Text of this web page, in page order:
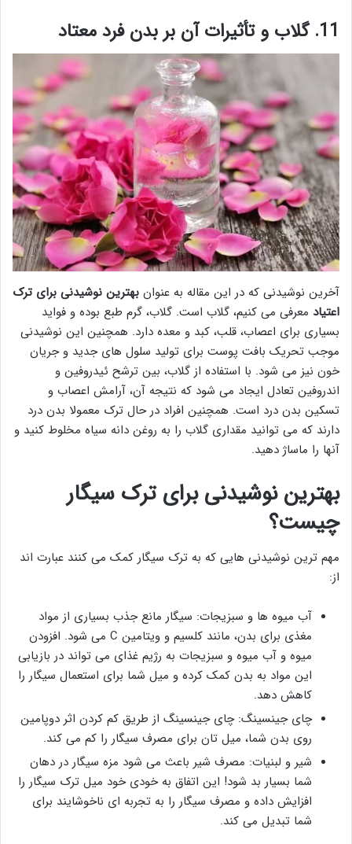
11. گلاب و تأثیرات آن بر بدن فرد معتاد
آخرین نوشیدنی که در این مقاله به عنوان بهترین نوشیدنی برای ترک
اعتیاد معرفی می کنیم، گلاب است. گلاب، گرم طبع بوده و فواید
بسیاری برای اعصاب، قلب، کبد و معده دارد. همچنین این نوشیدنی
موجب تحریک بافت پوست برای تولید سلول های جدید و جریان
خون نیز می شود. با استفاده از گلاب، بین ترشح ئیدروفین و
اندروفین تعادل ایجاد می شود که نتیجه آن، آرامش اعصاب و
تسکین بدن درد است. همچنین افراد در حال ترک معمولا بدن درد
دارند که می توانید مقداری گلاب را به روغن دانه سیاه مخلوط کنید و
آنها را ماساژ دهید.
بهترین نوشیدنی برای ترک سیگار
چیست؟
مهم ترین نوشیدنی هایی که به ترک سیگار کمک می کنند عبارت اند
از:
آب میوه ها و سبزیجات: سیگار مانع جذب بسیاری از مواد
مغذی برای بدن، مانند کلسیم و ویتامین C می شود. افزودن
میوه و آب میوه و سبزیجات به رژیم غذای می تواند در بازیابی
این مواد به بدن کمک کرده و میل شما برای استعمال سیگار را
کاهش دهد.
چای جینسینگ: چای جینسینگ از طریق کم کردن اثر دوپامین
روی بدن شما، میل تان برای مصرف سیگار را کم می کند.
شیر و لبنیات: مصرف شیر باعث می شود مزه سیگار در دهان
شما بسیار بد شود! این اتفاق به خودی خود میل ترک سیگار را
افزایش داده و مصرف سیگار را به تجربه ای ناخوشایند برای
شما تبدیل می کند.